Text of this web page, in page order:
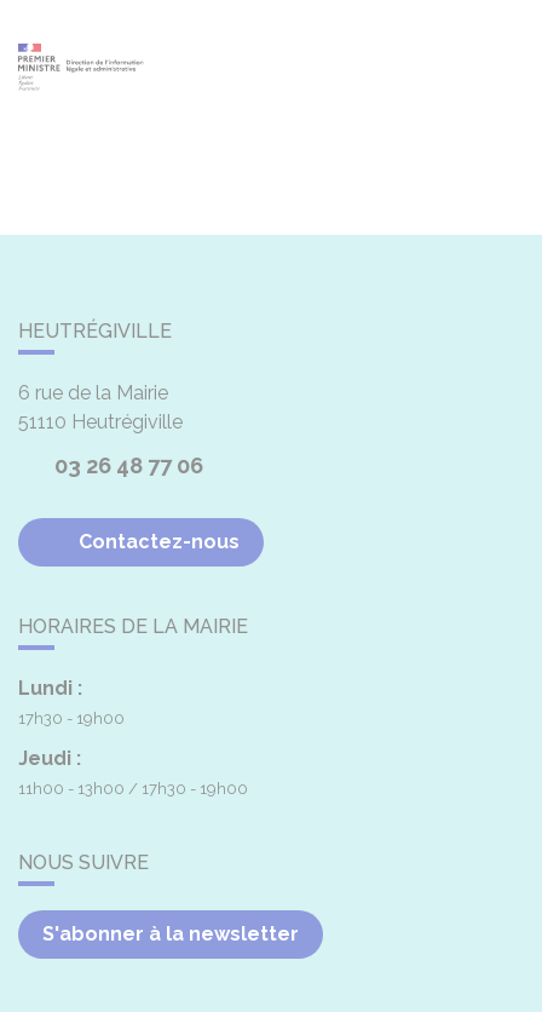
HEUTRÉGIVILLE
6 rue de la Mairie
51110 Heutrégiville
03 26 48 77 06
Contactez-nous
HORAIRES DE LA MAIRIE
Lundi :
17h30 - 19h00
Jeudi :
11h00 - 13h00 17h30 - 19h00
NOUS SUIVRE
S'abonner à la newsletter